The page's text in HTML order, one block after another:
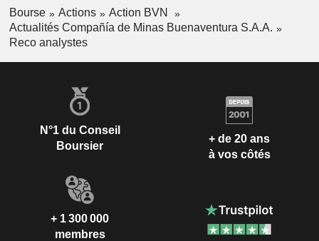
Bourse Actions
Action BVN
Actualités Compañía de Minas Buenaventura S.A.A.
Reco analystes
N°1 du Conseil
Boursier
+ de 20 ans
à vos côtés
+ 1 300 000
membres